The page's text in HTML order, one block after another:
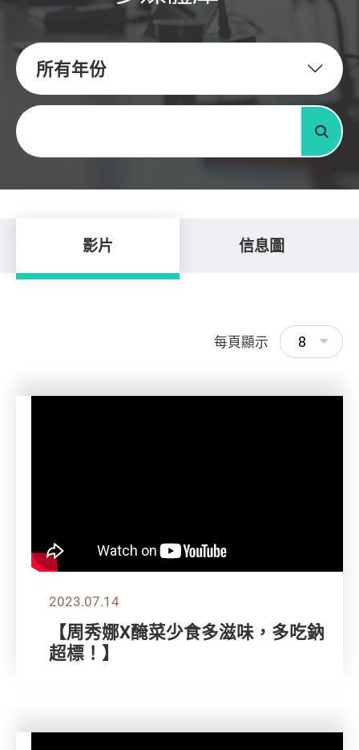
所有年份
關鍵字
搜尋
影片 信息圖
每頁顯示 8
2023.07.14
【周秀娜X醃菜少食多滋味，多吃鈉
超標！】